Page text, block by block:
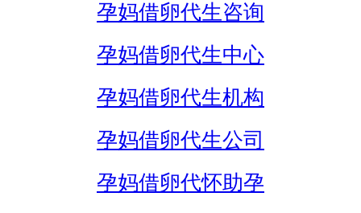
孕妈借卵代生咨询
孕妈借卵代生中心
孕妈借卵代生机构
孕妈借卵代生公司
孕妈借卵代怀助孕